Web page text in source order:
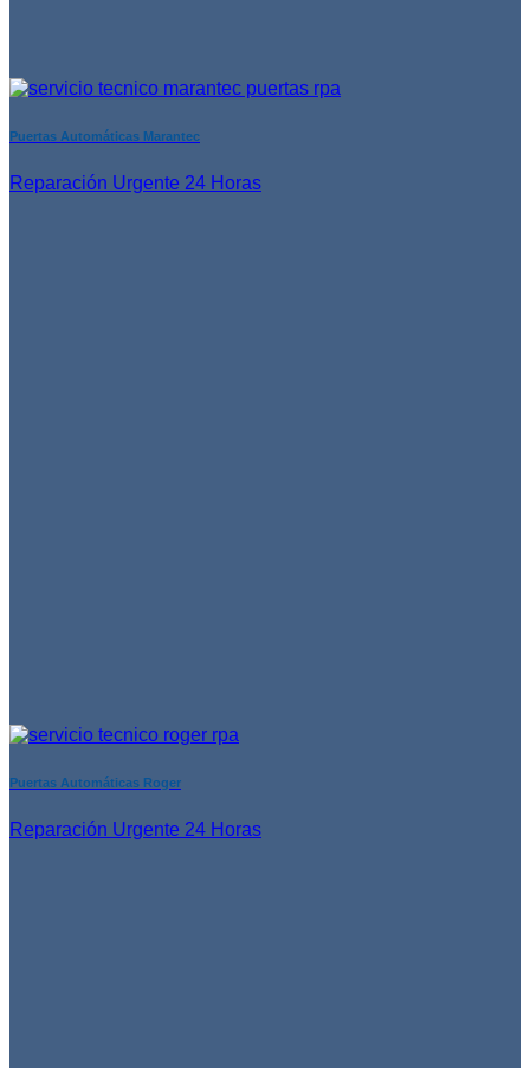
Puertas Automáticas Marantec
Reparación Urgente 24 Horas
Puertas Automáticas Roger
Reparación Urgente 24 Horas